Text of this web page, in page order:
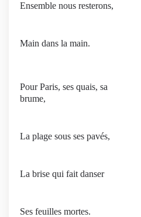
Ensemble nous resterons,
Main dans la main.
Pour Paris, ses quais, sa
brume,
La plage sous ses pavés,
La brise qui fait danser
Ses feuilles mortes.